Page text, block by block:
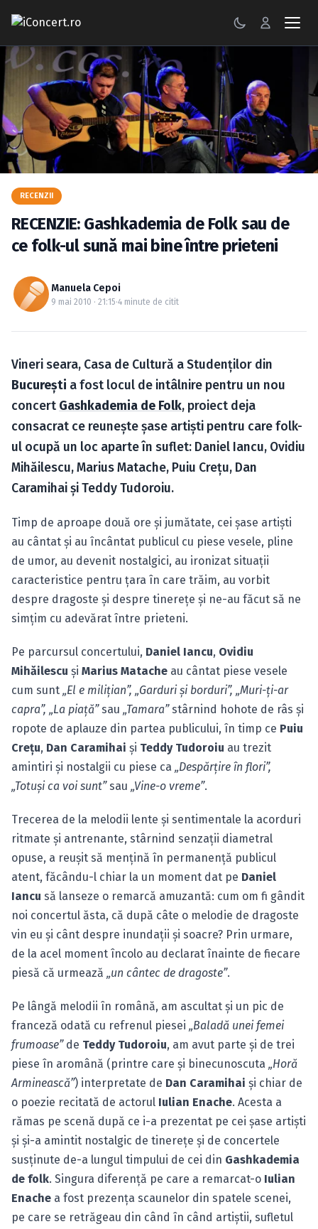
CONCERTE
FESTIVALURI
PETRECERI
ŞTIRI
RECENZII
GALERII FOTO
Autentificare
RECENZII
RECENZIE: Gashkademia de Folk sau de
ce folk-ul sună mai bine între prieteni
Manuela Cepoi
9 mai 2010 · 21:15·4 minute de citit
Vineri seara, Casa de Cultură a Studenţilor din
Bucureşti a fost locul de intâlnire pentru un nou
concert Gashkademia de Folk, proiect deja
consacrat ce reuneşte şase artişti pentru care folk-
ul ocupă un loc aparte în suflet: Daniel Iancu, Ovidiu
Mihăilescu, Marius Matache, Puiu Creţu, Dan
Caramihai şi Teddy Tudoroiu.
Timp de aproape două ore şi jumătate, cei şase artişti
au cântat şi au încântat publicul cu piese vesele, pline
de umor, au devenit nostalgici, au ironizat situaţii
caracteristice pentru ţara în care trăim, au vorbit
despre dragoste şi despre tinereţe şi ne-au făcut să ne
simţim cu adevărat între prieteni.
Pe parcursul concertului, Daniel Iancu, Ovidiu
Mihăilescu şi Marius Matache au cântat piese vesele
cum sunt „El e miliţian”, „Garduri şi borduri”, „Muri-ţi-ar
capra”, „La piaţă”sau „Tamara”stârnind hohote de râs şi
ropote de aplauze din partea publicului, în timp ce Puiu
Creţu, Dan Caramihai şi Teddy Tudoroiu au trezit
amintiri şi nostalgii cu piese ca „Despărţire în flori”,
„Totuşi ca voi sunt”sau „Vine-o vreme”.
Trecerea de la melodii lente şi sentimentale la acorduri
ritmate şi antrenante, stârnind senzaţii diametral
opuse, a reuşit să menţină în permanenţă publicul
atent, făcându-l chiar la un moment dat pe Daniel
Iancu să lanseze o remarcă amuzantă: cum om fi gândit
noi concertul ăsta, că după câte o melodie de dragoste
vin eu şi cânt despre inundaţii şi soacre? Prin urmare,
de la acel moment încolo au declarat înainte de fiecare
piesă că urmează „un cântec de dragoste”.
Pe lângă melodii în română, am ascultat şi un pic de
franceză odată cu refrenul piesei „Baladă unei femei
frumoase”de Teddy Tudoroiu, am avut parte şi de trei
piese în aromână (printre care şi binecunoscuta „Horă
Arminească”) interpretate de Dan Caramihai şi chiar de
o poezie recitată de actorul Iulian Enache. Acesta a
rămas pe scenă după ce i-a prezentat pe cei şase artişti
şi şi-a amintit nostalgic de tinereţe şi de concertele
susţinute de-a lungul timpului de cei din Gashkademia
de folk. Singura diferenţă pe care a remarcat-o Iulian
Enache a fost prezenţa scaunelor din spatele scenei,
pe care se retrăgeau din când în când artiştii, sufletul